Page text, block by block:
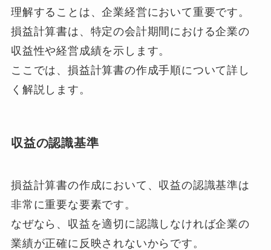
理解することは、企業経営において重要です。
損益計算書は、特定の会計期間における企業の
収益性や経営成績を示します。
ここでは、損益計算書の作成手順について詳し
く解説します。
収益の認識基準
損益計算書の作成において、収益の認識基準は
非常に重要な要素です。
なぜなら、収益を適切に認識しなければ企業の
業績が正確に反映されないからです。